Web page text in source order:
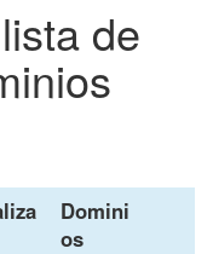
de
Domini
os